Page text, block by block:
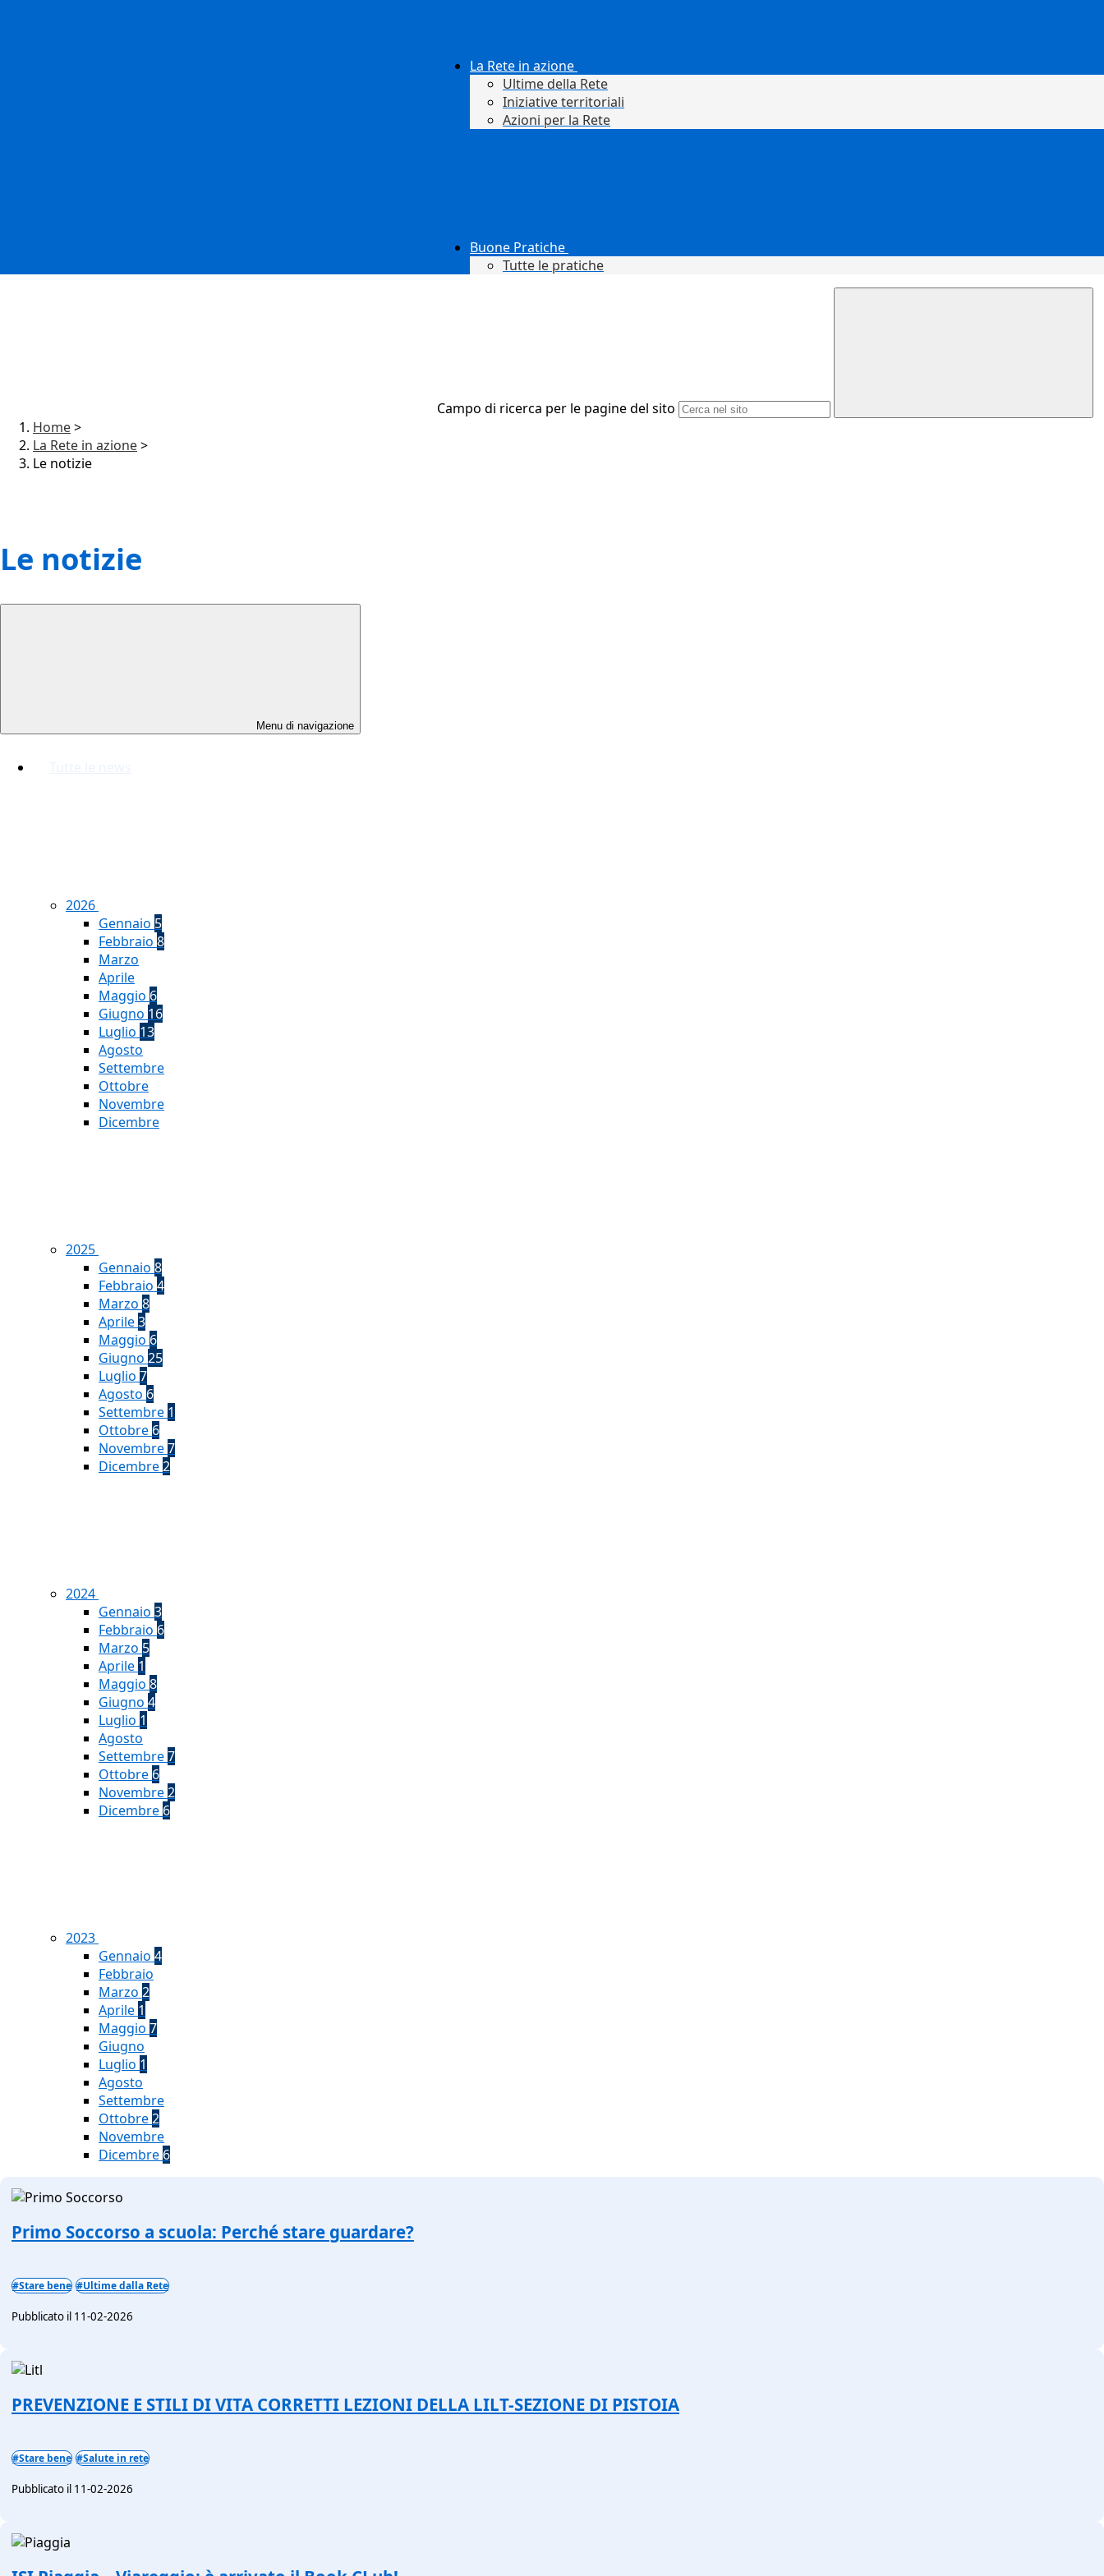
La Rete in azione
Ultime della Rete
Iniziative territoriali
Azioni per la Rete
Buone Pratiche
Tutte le pratiche
Campo di ricerca per le pagine del sito
Home>
La Rete in azione>
Le notizie
Le notizie
Menu di navigazione
2026
Gennaio 5
Febbraio 8
Marzo
Aprile
Maggio 6
Giugno 16
Luglio 13
Agosto
Settembre
Ottobre
Novembre
Dicembre
2025
Gennaio 8
Febbraio 4
Marzo 8
Aprile3
Maggio 6
Giugno 25
Luglio 7
Agosto 6
Settembre 1
Ottobre 6
Novembre7
Dicembre2
2024
Gennaio 3
Febbraio 6
Marzo 5
Aprile 1
Maggio 8
Giugno 4
Luglio 1
Agosto
Settembre7
Ottobre 6
Novembre2
Dicembre 6
2023
Gennaio 4
Febbraio
Marzo 2
Aprile 1
Maggio 7
Giugno
Luglio 1
Agosto
Settembre
Ottobre2
Novembre
Dicembre 6
Primo Soccorso a scuola: Perché stare guardare?
#Stare bene #Ultime dalla Rete
Pubblicato il 11-02-2026
PREVENZIONE E STILI DI VITA CORRETTI LEZIONI DELLA LILT-SEZIONE DI PISTOIA
#Stare bene #Salute in rete
Pubblicato il 11-02-2026